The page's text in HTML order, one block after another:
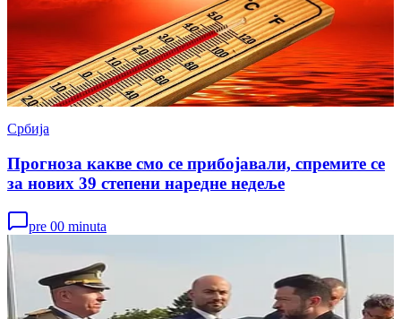
Србија
Прогноза какве смо се прибојавали, спремите се
за нових 39 степени наредне недеље
pre 00 minuta